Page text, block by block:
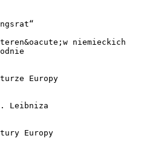
niemieckich
Europy
Leibniza
Europy